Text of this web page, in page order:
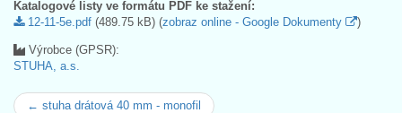
Katalogové listy ve formátu PDF ke stažení:
12-11-5e.pdf (489.75 kB) (zobraz online - Google Dokumenty )
Výrobce (GPSR):
STUHA, a.s.
← stuha drátová 40 mm - monofil